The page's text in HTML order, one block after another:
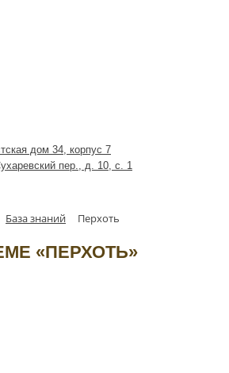
дом 34, корпус 7
пер., д. 10, с. 1
База знаний Перхоть
«ПЕРХОТЬ»